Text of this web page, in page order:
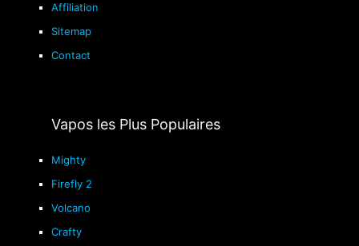
Affiliation
Sitemap
Contact
Vapos les Plus Populaires
Mighty
Firefly 2
Volcano
Crafty